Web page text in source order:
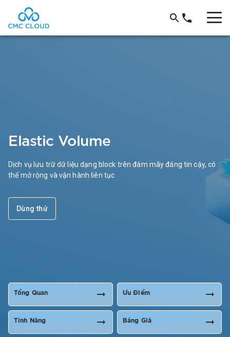
Elastic Volume
Dịch vụ lưu trữ dữ liệu dạng block trên đám mây đáng tin cậy, có
thể mở rộng và vận hành liên tục
Dùng thử
Tổng Quan Ưu Điểm
Tính Năng Bảng Giá